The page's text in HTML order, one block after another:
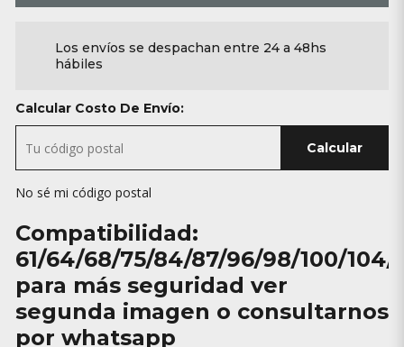
Los envíos se despachan entre 24 a 48hs
hábiles
Calcular Costo De Envío:
Calcular
No sé mi código postal
Compatibilidad:
61/64/68/75/84/87/96/98/100/104/
para más seguridad ver
segunda imagen o consultarnos
por whatsapp